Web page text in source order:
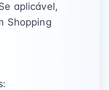
aplicável,
Shopping